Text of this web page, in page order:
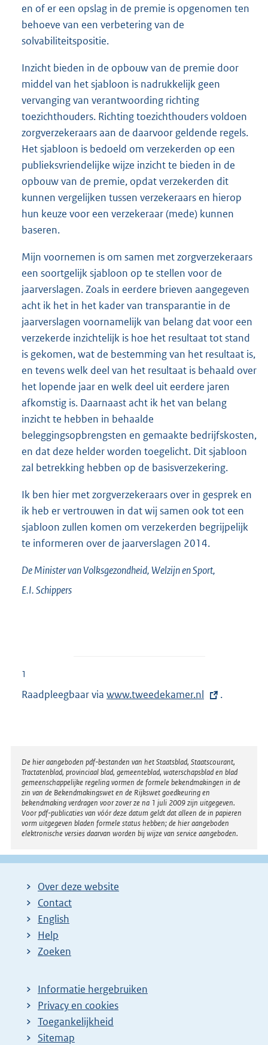
en of er een opslag in de premie is opgenomen ten
behoeve van een verbetering van de
solvabiliteitspositie.
Inzicht bieden in de opbouw van de premie door
middel van het sjabloon is nadrukkelijk geen
vervanging van verantwoording richting
toezichthouders. Richting toezichthouders voldoen
zorgverzekeraars aan de daarvoor geldende regels.
Het sjabloon is bedoeld om verzekerden op een
publieksvriendelijke wijze inzicht te bieden in de
opbouw van de premie, opdat verzekerden dit
kunnen vergelijken tussen verzekeraars en hierop
hun keuze voor een verzekeraar (mede) kunnen
baseren.
Mijn voornemen is om samen met zorgverzekeraars
een soortgelijk sjabloon op te stellen voor de
jaarverslagen. Zoals in eerdere brieven aangegeven
acht ik het in het kader van transparantie in de
jaarverslagen voornamelijk van belang dat voor een
verzekerde inzichtelijk is hoe het resultaat tot stand
is gekomen, wat de bestemming van het resultaat is,
en tevens welk deel van het resultaat is behaald over
het lopende jaar en welk deel uit eerdere jaren
afkomstig is. Daarnaast acht ik het van belang
inzicht te hebben in behaalde
beleggingsopbrengsten en gemaakte bedrijfskosten,
en dat deze helder worden toegelicht. Dit sjabloon
zal betrekking hebben op de basisverzekering.
Ik ben hier met zorgverzekeraars over in gesprek en
ik heb er vertrouwen in dat wij samen ook tot een
sjabloon zullen komen om verzekerden begrijpelijk
te informeren over de jaarverslagen 2014.
De Minister van Volksgezondheid, Welzijn en Sport,
E.I.Schippers
1
Raadpleegbaar via E
r
n
e
l
i
n
k
www.tweedekamer.nl .
Disclaimer
De hier aangeboden pdf-bestanden van het Staatsblad, Staatscourant,
Tractatenblad, provinciaal blad, gemeenteblad, waterschapsblad en blad
gemeenschappelijke regeling vormen de formele bekendmakingen in de
zin van de Bekendmakingswet en de Rijkswet goedkeuring en
bekendmaking verdragen voor zover ze na 1 juli 2009 zijn uitgegeven.
Voor pdf-publicaties van vóór deze datum geldt dat alleen de in papieren
vorm uitgegeven bladen formele status hebben; de hier aangeboden
elektronische versies daarvan worden bij wijze van service aangeboden.
Over deze website
Contact
English
Help
Zoeken
Informatie hergebruiken
Privacy en cookies
Toegankelijkheid
Sitemap